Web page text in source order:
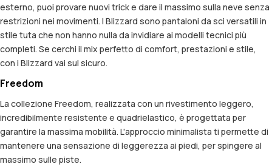
esterno, puoi provare nuovi trick e dare il massimo sulla neve senza
restrizioni nei movimenti. I Blizzard sono pantaloni da sci versatili in
stile tuta che non hanno nulla da invidiare ai modelli tecnici più
completi. Se cerchi il mix perfetto di comfort, prestazioni e stile,
con i Blizzard vai sul sicuro.
Freedom
La collezione Freedom, realizzata con un rivestimento leggero,
incredibilmente resistente e quadrielastico, è progettata per
garantire la massima mobilità. L'approccio minimalista ti permette di
mantenere una sensazione di leggerezza ai piedi, per spingere al
massimo sulle piste.